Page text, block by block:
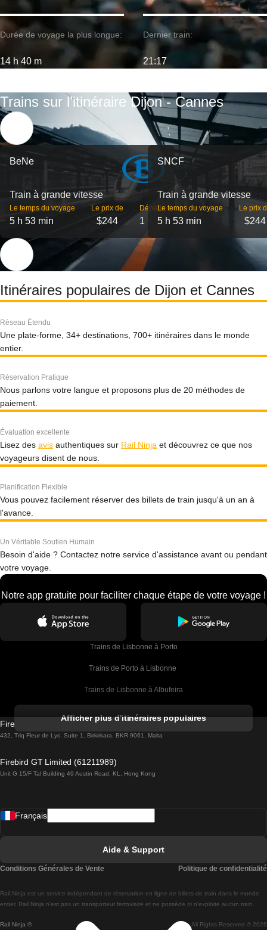
Durée de voyage la plus longue:
14 h 40 m
Dernier train:
21:17
Trains sur l’itinéraire Dijon - Cannes
BeNe
Train à grande vitesse
Le temps du voyage
5 h 53 min
Le prix de
$244
Départs
1
SNCF
Train à grande vitesse
Le temps du voyage
5 h 53 min
Le prix
$244
Itinéraires populaires de Dijon et Cannes
Réseau Étendu
Une plate-forme, 34+ destinations, 700+ itinéraires dans le monde
entier.
Réservation Pratique
Nous parlons votre langue et proposons plus de 20 méthodes de
paiement.
Évaluation excellente
Lisez des avis authentiques sur Rail Ninja et découvrez ce que nos
voyageurs disent de nous.
Planification Flexible
Vous pouvez facilement réserver des billets de train jusqu'à un an à
l'avance.
Un Véritable Soutien Humain
Besoin d'aide ? Contactez notre service d'assistance avant ou pendant
votre voyage.
Notre app gratuite pour faciliter chaque étape de votre voyage !
Trains de Lisbonne à Porto
Trains de Porto à Lisbonne
Trains de Lisbonne à Albufeira
Trains de Lisbonne à Lagos
Trains de Lisbonne à Madrid
Trains de Lisbonne à Braga
Trains de Braga à Lisbonne
Afficher plus d'itinéraires populaires
Firebird GT Limited (OC 1451)
432, Triq Fleur de Lys, Suite 1, Birkirkara, BKR 9061, Malta
Firebird GT Limited (61211989)
Unit G 15/F Tal Building 49 Austin Road, KL, Hong Kong
Rail Ninja ® All Rights Reserved © 2026
Rail.Ninja est un service indépendant de réservation en ligne de billets de train dans le monde
entier. Rail Ninja n'est pas un transporteur ferroviaire et ne possède ni n'exploite aucun train.
Français
Aide & Support
Conditions Générales de Vente Politique de confidentialité